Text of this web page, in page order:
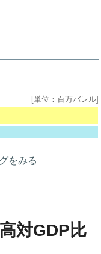
[単位：百万バレル]
をみる
対GDP比